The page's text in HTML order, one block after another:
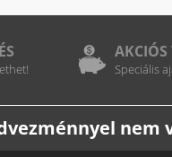
AKCIÓS
Speciális
nem